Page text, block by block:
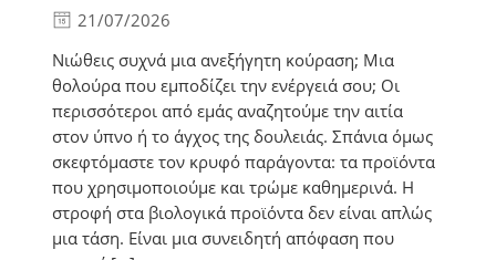
21/07/2026
Νιώθεις συχνά μια ανεξήγητη κούραση; Μια
θολούρα που εμποδίζει την ενέργειά σου; Οι
περισσότεροι από εμάς αναζητούμε την αιτία
στον ύπνο ή το άγχος της δουλειάς. Σπάνια όμως
σκεφτόμαστε τον κρυφό παράγοντα: τα προϊόντα
που χρησιμοποιούμε και τρώμε καθημερινά. Η
στροφή στα βιολογικά προϊόντα δεν είναι απλώς
μια τάση. Είναι μια συνειδητή απόφαση που